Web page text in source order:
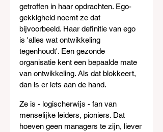
getroffen in haar opdrachten. Ego-
gekkigheid noemt ze dat
bijvoorbeeld. Haar definitie van ego
is 'alles wat ontwikkeling
tegenhoudt'. Een gezonde
organisatie kent een bepaalde mate
van ontwikkeling. Als dat blokkeert,
dan is er iets aan de hand.
Ze is - logischerwijs - fan van
menselijke leiders, pioniers. Dat
hoeven geen managers te zijn, liever